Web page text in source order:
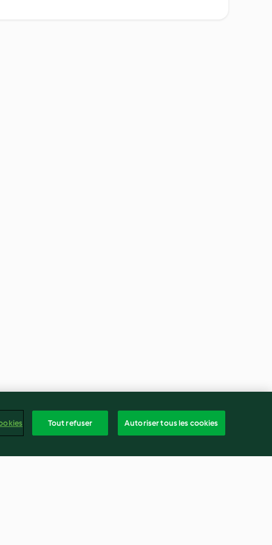
Tout refuser Autoriser tous les cookies